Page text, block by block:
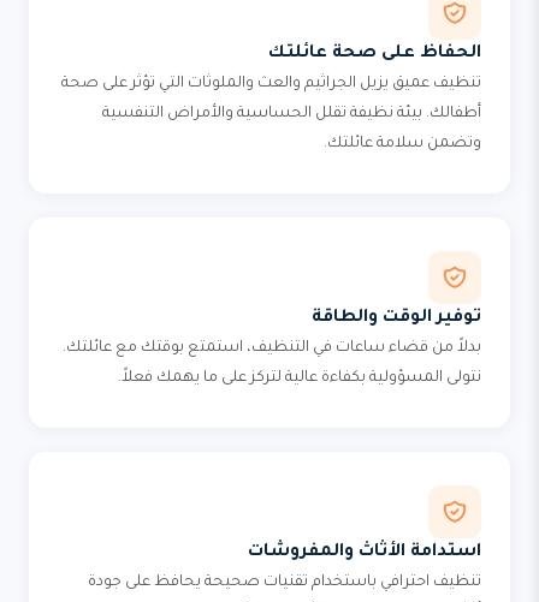
الحفاظ على صحة عائلتك
تنظيف عميق يزيل الجراثيم والعث والملوثات التي تؤثر على صحة
أطفالك. بيئة نظيفة تقلل الحساسية والأمراض التنفسية
وتضمن سلامة عائلتك.
توفير الوقت والطاقة
بدلاً من قضاء ساعات في التنظيف، استمتع بوقتك مع عائلتك.
نتولى المسؤولية بكفاءة عالية لتركز على ما يهمك فعلاً.
استدامة الأثاث والمفروشات
تنظيف احترافي باستخدام تقنيات صحيحة يحافظ على جودة